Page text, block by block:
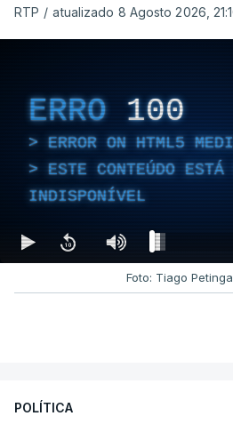
RTP / atualizado 8 Agosto 2026,
ERRO 100
ERROR ON HTML5
ESTE CONTEÚDO ESTÁ
INDISPONÍVEL
Foto: Tiago
POLÍTICA